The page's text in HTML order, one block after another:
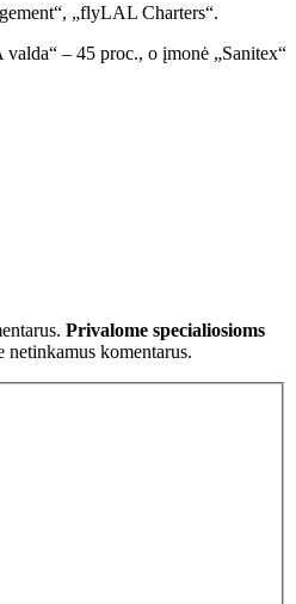
„flyLAL Charters“.
– 45 proc., o įmonė „Sanitex“
Privalome specialiosioms
netinkamus komentarus.